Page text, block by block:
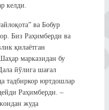
келди.
ва Бобур
Биз Раҳимберди ва
қилаётган
марказидан бу
йўлига шағал
тадбиркор юртдошлар
Раҳимберди. –
жуда